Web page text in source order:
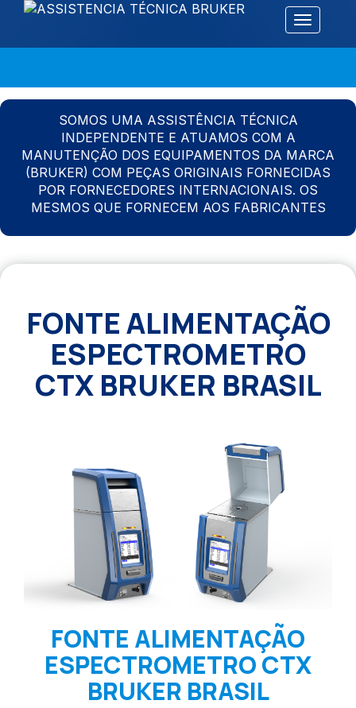
Alternar
SOMOS UMA ASSISTÊNCIA TÉCNICA
INDEPENDENTE E ATUAMOS COM A
MANUTENÇÃO DOS EQUIPAMENTOS DA MARCA
(BRUKER) COM PEÇAS ORIGINAIS FORNECIDAS
POR FORNECEDORES INTERNACIONAIS. OS
MESMOS QUE FORNECEM AOS FABRICANTES
FONTE ALIMENTAÇÃO
ESPECTROMETRO
CTX BRUKER BRASIL
FONTE ALIMENTAÇÃO
ESPECTROMETRO CTX
BRUKER BRASIL